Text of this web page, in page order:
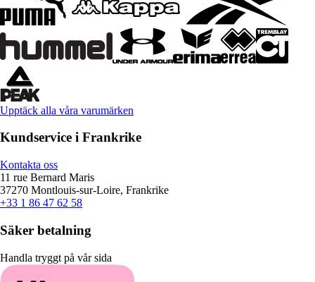
Upptäck alla våra varumärken
Kundservice i Frankrike
Kontakta oss
11 rue Bernard Maris
37270 Montlouis-sur-Loire, Frankrike
+33 1 86 47 62 58
Säker betalning
Handla tryggt på vår sida